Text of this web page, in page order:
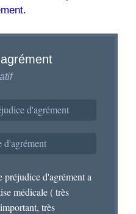
d'agrément
d'agrément
d'agrément a
médicale ( très
très